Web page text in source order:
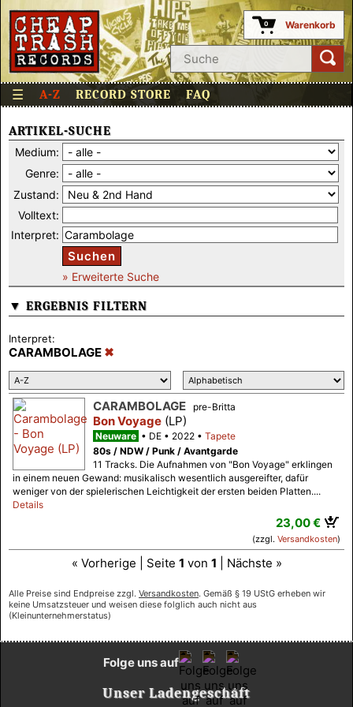
0 Warenkorb
☰ A-Z RECORD STORE FAQ
ARTIKEL-SUCHE
Medium:
Genre:
Zustand:
Volltext:
Interpret:
Suchen
» Erweiterte Suche
▼ ERGEBNIS FILTERN
Interpret:
CARAMBOLAGE
CARAMBOLAGE pre-Britta
Bon Voyage (LP)
Neuware DE 2022
Tapete
80s / NDW / Punk / Avantgarde
11 Tracks. Die Aufnahmen von "Bon Voyage" erklingen
in einem neuen Gewand: musikalisch wesentlich ausgereifter, dafür
weniger von der spielerischen Leichtigkeit der ersten beiden Platten....
Details
23,00 €
(zzgl. Versandkosten)
« Vorherige | Seite 1 von 1 | Nächste »
Alle Preise sind Endpreise zzgl. Versandkosten. Gemäß § 19 UStG erheben wir
keine Umsatzsteuer und weisen diese folglich auch nicht aus
(Kleinunternehmerstatus)
Unser Ladengeschäft
Folge uns auf